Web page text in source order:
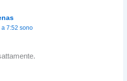
a 7:52 sono